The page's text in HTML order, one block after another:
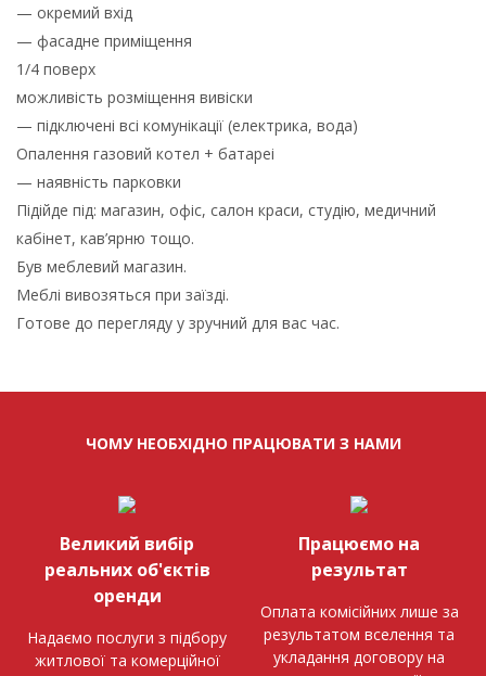
— окремий вхід
— фасадне приміщення
1/4 поверх
можливість розміщення вивіски
— підключені всі комунікації (електрика, вода)
Опалення газовий котел + батареі
— наявність парковки
Підійде під: магазин, офіс, салон краси, студію, медичний
кабінет, кав’ярню тощо.
Був меблевий магазин.
Меблі вивозяться при заїзді.
Готове до перегляду у зручний для вас час.
ЧОМУ НЕОБХІДНО ПРАЦЮВАТИ З НАМИ
Великий вибір
реальних об'єктів
оренди
Надаємо послуги з підбору
житлової та комерційної
Працюємо на
результат
Оплата комісійних лише за
результатом вселення та
укладання договору на